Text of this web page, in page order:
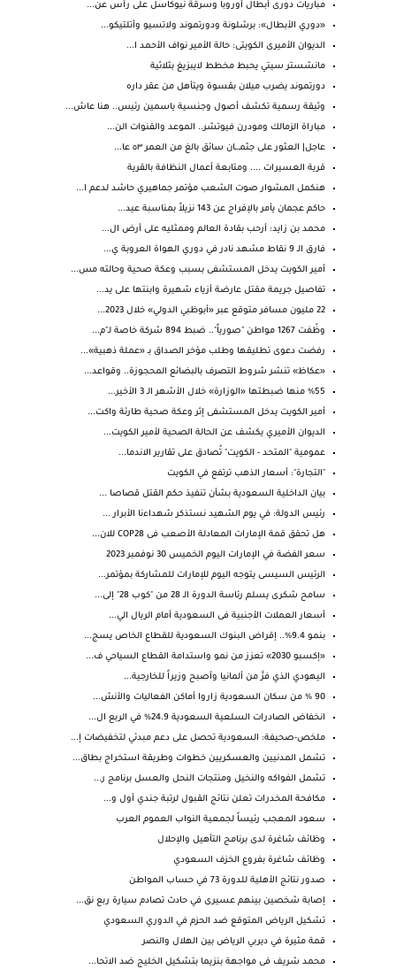
مباريات دورى أبطال أوروبا وسرقة نيوكاسل على رأس عن...
«دوري الأبطال»: برشلونة ودورتموند ولاتسيو وأتلتيكو...
الديوان الأميرى الكويتى: حالة الأمير نواف الأحمد ا...
مانشستر سيتي يحبط مخطط لايبزيغ بثلاثية
دورتموند يضرب ميلان بقسوة ويتأهل من عقر داره
وثيقة رسمية تكشف أصول وجنسية ياسمين رئيس.. هنا عاش...
مباراة الزمالك ومودرن فيوتشر.. الموعد والقنوات الن...
عاجل| العثور على جثمـ.ـان سائق بالغ من العمر ٥٣ عا...
قرية العسيرات .... ومتابعة أعمال النظافة بالقرية
هنكمل المشوار صوت الشعب مؤتمر جماهيري حاشد لدعم ا...
حاكم عجمان يأمر بالإفراج عن 143 نزيلاً بمناسبة عيد...
محمد بن زايد: أرحب بقادة العالم وممثليه على أرض ال...
فارق الـ 9 نقاط مشهد نادر في دوري الهواة العروبة ي...
أمير الكويت يدخل المستشفى بسبب وعكة صحية وحالته مس...
تفاصيل جريمة مقتل عارضة أزياء شهيرة وابنتها على يد...
22 مليون مسافر متوقع عبر «أبوظبي الدولي» خلال 2023...
وظّفت 1267 مواطن "صورياً".. ضبط 894 شركة خاصة لـ"م...
رفضت دعوى تطليقها وطلب مؤخر الصداق بـ «عملة ذهبية»...
«عكاظ» تنشر شروط التصرف بالبضائع المحجوزة.. وقواعد...
%55 منها ضبطتها «الوزارة» خلال الأشهر الـ 3 الأخير...
أمير الكويت يدخل المستشفى إثر وعكة صحية طارئة واكت...
الديوان الأميري يكشف عن الحالة الصحية لأمير الكويت...
عمومية "المتحد - الكويت" تُصادق على تقارير الاندما...
"التجارة": أسعار الذهب ترتفع في الكويت
بيان الداخلية السعودية بشأن تنفيذ حكم القتل قصاصا ...
رئيس الدولة: في يوم الشهيد نستذكر شهداءنا الأبرار ...
هل تحقق قمة الإمارات المعادلة الأصعب فى COP28 للان...
سعر الفضة في الإمارات اليوم الخميس 30 نوفمبر 2023
الرئيس السيسى يتوجه اليوم للإمارات للمشاركة بمؤتمر...
سامح شكرى يسلم رئاسة الدورة الـ 28 من "كوب 28" إلى...
أسعار العملات الأجنبية فى السعودية أمام الريال الي...
بنمو 9.4%.. إقراض البنوك السعودية للقطاع الخاص يسج...
«إكسبو 2030» تعزز من نمو واستدامة القطاع السياحي ف...
اليهودي الذي فرَّ من ألمانيا وأصبح وزيراً للخارجية...
90 % من سكان السعودية زاروا أماكن الفعاليات والأنش...
انخفاض الصادرات السلعية السعودية 24.9% في الربع ال...
ملخص-صحيفة: السعودية تحصل على دعم مبدئي لتخفيضات إ...
تشمل المدنيين والعسكريين خطوات وطريقة استخراج بطاق...
تشمل الفواكه والنخيل ومنتجات النحل والعسل برنامج ر...
مكافحة المخدرات تعلن نتائج القبول لرتبة جندي أول و...
سعود المعجب رئيساً لجمعية النواب العموم العرب
وظائف شاغرة لدى برنامج التأهيل والإحلال
وظائف شاغرة بفروع الخزف السعودي
صدور نتائج الأهلية للدورة 73 في حساب المواطن
إصابة شخصين بينهم عسيرى في حادث تصادم سيارة ربع نق...
تشكيل الرياض المتوقع ضد الحزم في الدوري السعودي
قمة مثيرة في ديربي الرياض بين الهلال والنصر
محمد شريف فى مواجهة بنزيما بتشكيل الخليج ضد الاتحا...